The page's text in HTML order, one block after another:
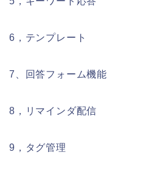
6，テンプレート
7、回答フォーム機能
8，リマインダ配信
9，タグ管理